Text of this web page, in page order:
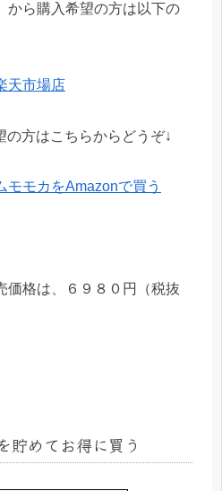
から購入希望の方は以下の
天市場店
の方はこちらからどうぞ↓
モモカをAmazonで買う
価格は、６９８０円（税抜
貯めてお得に買う